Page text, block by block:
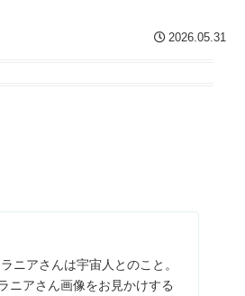
2026.05.31
ニアさんは宇宙人とのこと。
ニアさん画像をお見かけする